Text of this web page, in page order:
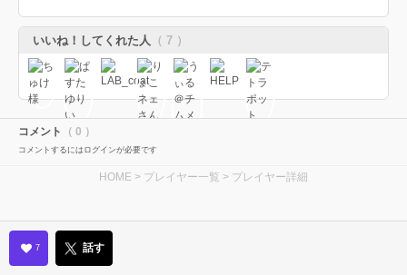
いいね！してくれた人 （ 7 ）
コメント （ 0 ）
コメントするにはログインが必要です
HOME > プレイヤー一覧 > プレイヤー詳細
7 話す